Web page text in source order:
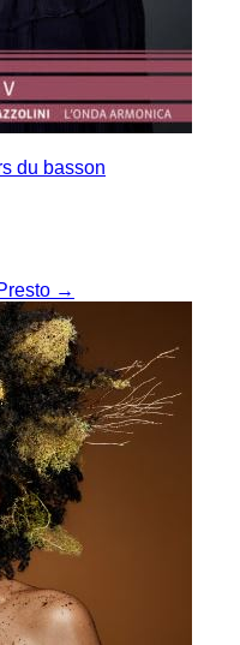
du basson
→